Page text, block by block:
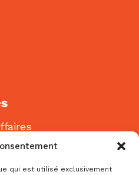
qui est utilisé exclusivement